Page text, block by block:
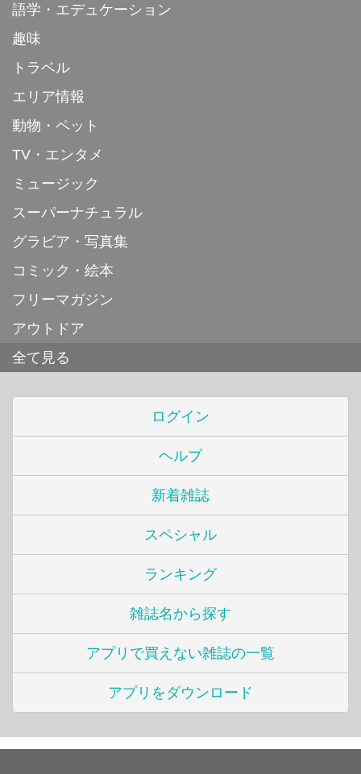
語学・エデュケーション
趣味
トラベル
エリア情報
動物・ペット
TV・エンタメ
ミュージック
スーパーナチュラル
グラビア・写真集
コミック・絵本
フリーマガジン
アウトドア
全て見る
ログイン
ヘルプ
新着雑誌
スペシャル
ランキング
雑誌名から探す
アプリで買えない雑誌の一覧
アプリをダウンロード